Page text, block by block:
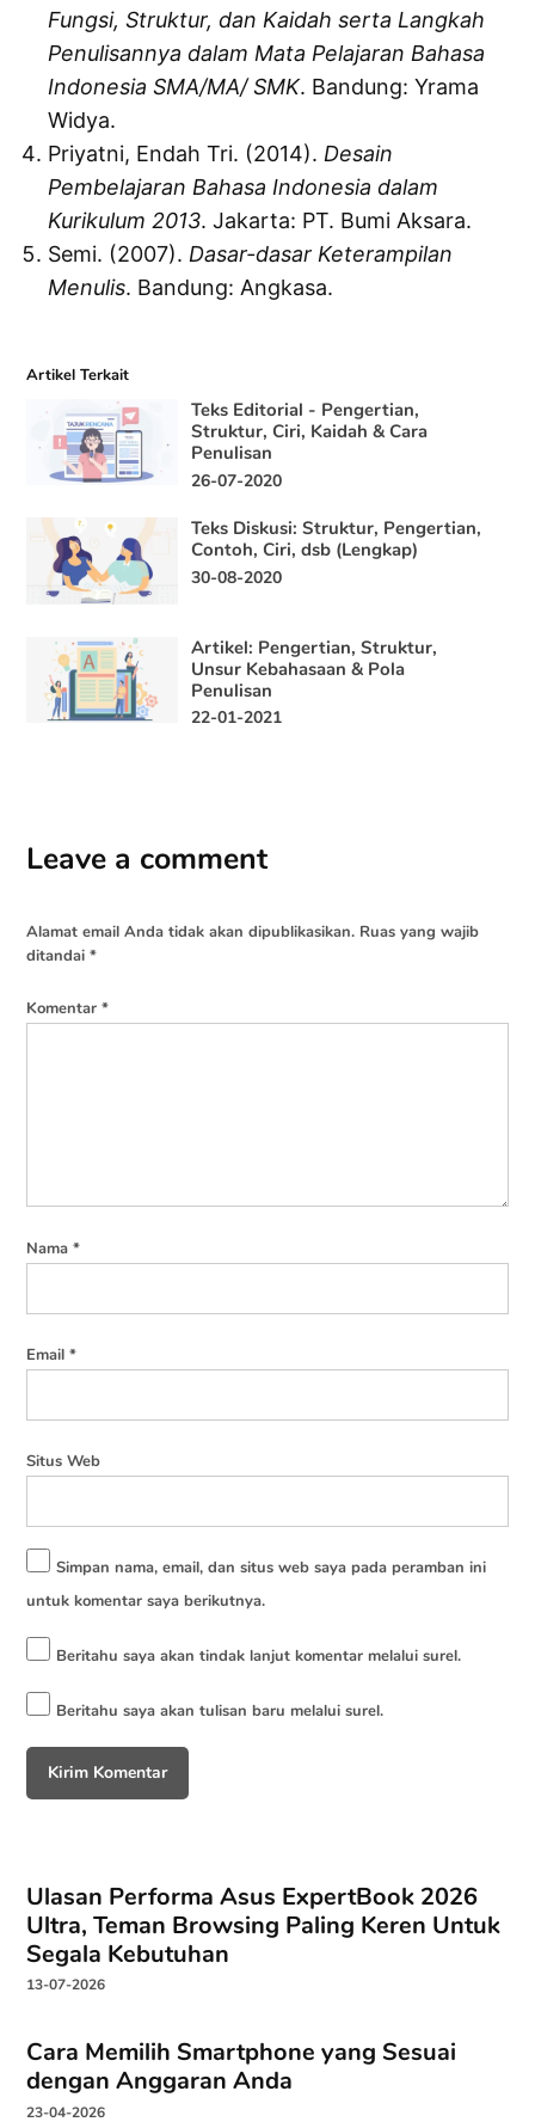
Fungsi, Struktur, dan Kaidah serta Langkah
Penulisannya dalam Mata Pelajaran Bahasa
Indonesia SMA/MA/ SMK. Bandung: Yrama
Widya.
Priyatni, Endah Tri. (2014). Desain
Pembelajaran Bahasa Indonesia dalam
Kurikulum 2013. Jakarta: PT. Bumi Aksara.
Semi. (2007). Dasar-dasar Keterampilan
Menulis. Bandung: Angkasa.
Artikel Terkait
Teks Editorial - Pengertian,
Struktur, Ciri, Kaidah & Cara
Penulisan
26-07-2020
Teks Diskusi: Struktur, Pengertian,
Contoh, Ciri, dsb (Lengkap)
30-08-2020
Artikel: Pengertian, Struktur,
Unsur Kebahasaan & Pola
Penulisan
22-01-2021
Leave a comment
Alamat email Anda tidak akan dipublikasikan. Ruas yang wajib
ditandai*
Komentar*
Nama*
Email*
Situs Web
Simpan nama, email, dan situs web saya pada peramban ini
untuk komentar saya berikutnya.
Beritahu saya akan tindak lanjut komentar melalui surel.
Beritahu saya akan tulisan baru melalui surel.
Ulasan Performa Asus ExpertBook 2026
Ultra, Teman Browsing Paling Keren Untuk
Segala Kebutuhan
13-07-2026
Cara Memilih Smartphone yang Sesuai
dengan Anggaran Anda
23-04-2026